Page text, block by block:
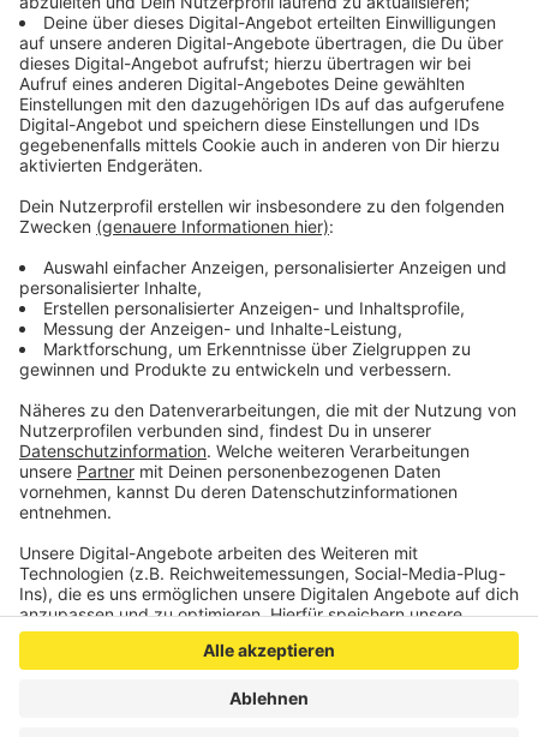
Direkt am Tagebau haben Aktivisten von "Alle
Dörfer bleiben" am Vormittag eine Menschenkette
gebildet, die eine "rote Linie" darstellen soll.
In Aachen hat es schon am Donnerstag Proteste
gegen die Kohleverstromung und die Nutzung von
Atomstrom gegeben.
Jänschwalde blockiert.
Veröffentlicht:Freitag, 26.06.2020 07:35
Anzeige